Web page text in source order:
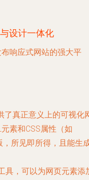
设计一体化
响应式网站的强大平
了真正意义上的可视化
素和CSS属性（如
，所见即所得，且能生
具，可以为网页元素添